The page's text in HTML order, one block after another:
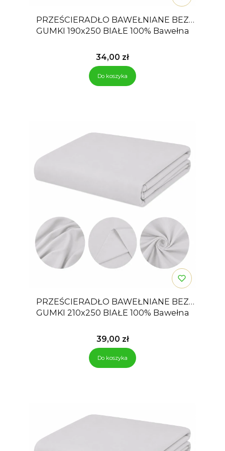
PRZEŚCIERADŁO BAWEŁNIANE BEZ
GUMKI 190x250 BIAŁE 100% Bawełna
Cena
34,00 zł
Do koszyka
PRZEŚCIERADŁO BAWEŁNIANE BEZ
GUMKI 210x250 BIAŁE 100% Bawełna
Cena
39,00 zł
Do koszyka